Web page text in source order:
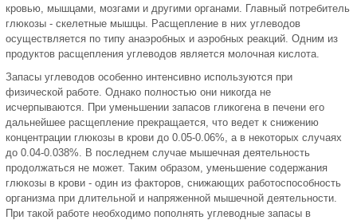
кровью, мышцами, мозгами и другими органами. Главный потребитель
глюкозы - скелетные мышцы. Расщепление в них углеводов
осуществляется по типу анаэробных и аэробных реакций. Одним из
продуктов расщепления углеводов является молочная кислота.
Запасы углеводов особенно интенсивно используются при
физической работе. Однако полностью они никогда не
исчерпываются. При уменьшении запасов гликогена в печени его
дальнейшее расщепление прекращается, что ведет к снижению
концентрации глюкозы в крови до 0.05-0.06%, а в некоторых случаях
до 0.04-0.038%. В последнем случае мышечная деятельность
продолжаться не может. Таким образом, уменьшение содержания
глюкозы в крови - один из факторов, снижающих работоспособность
организма при длительной и напряженной мышечной деятельности.
При такой работе необходимо пополнять углеводные запасы в